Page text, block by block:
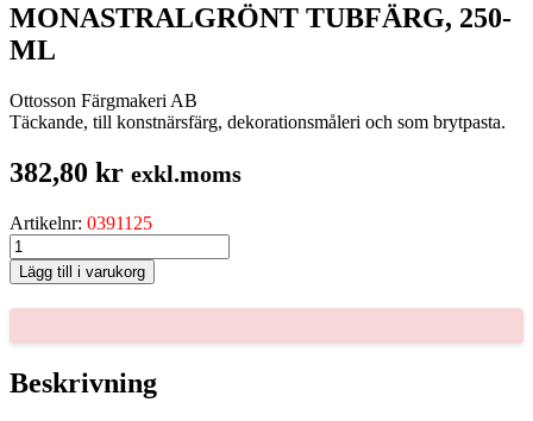
MONASTRALGRÖNT TUBFÄRG, 250-
ML
Ottosson Färgmakeri AB
Täckande, till konstnärsfärg, dekorationsmåleri och som brytpasta.
382,80 kr exkl.moms
Artikelnr: 0391125
MONASTRALGRÖNT
TUBFÄRG,
250-
ML
Lägg till i varukorg
Beskrivning